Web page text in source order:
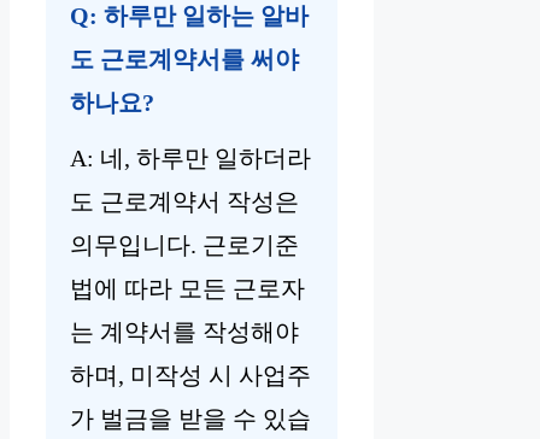
Q: 하루만 일하는 알바
도 근로계약서를 써야
하나요?
A: 네, 하루만 일하더라
도 근로계약서 작성은
의무입니다. 근로기준
법에 따라 모든 근로자
는 계약서를 작성해야
하며, 미작성 시 사업주
가 벌금을 받을 수 있습